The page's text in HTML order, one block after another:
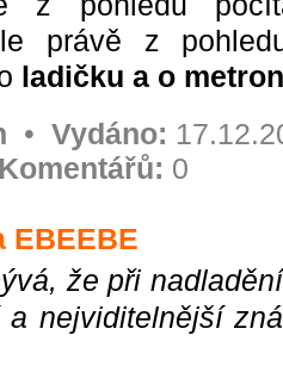
právě z
ladičku a o
• Vydáno:
Komentářů: 0
EBEEBE
že při
nejviditelnější